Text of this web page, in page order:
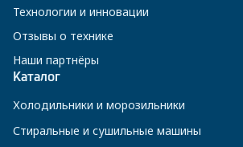
Технологии и инновации
Отзывы о технике
Наши партнёры
Каталог
Холодильники и морозильники
Стиральные и сушильные машины